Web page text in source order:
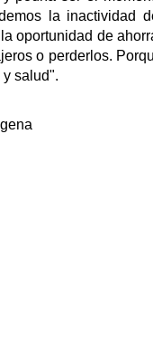
la inactividad
oportunidad de
o perderlos.
salud".